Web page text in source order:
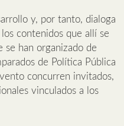
y, por tanto, dialoga
contenidos que allí se
se han organizado de
de Política Pública
concurren invitados,
vinculados a los